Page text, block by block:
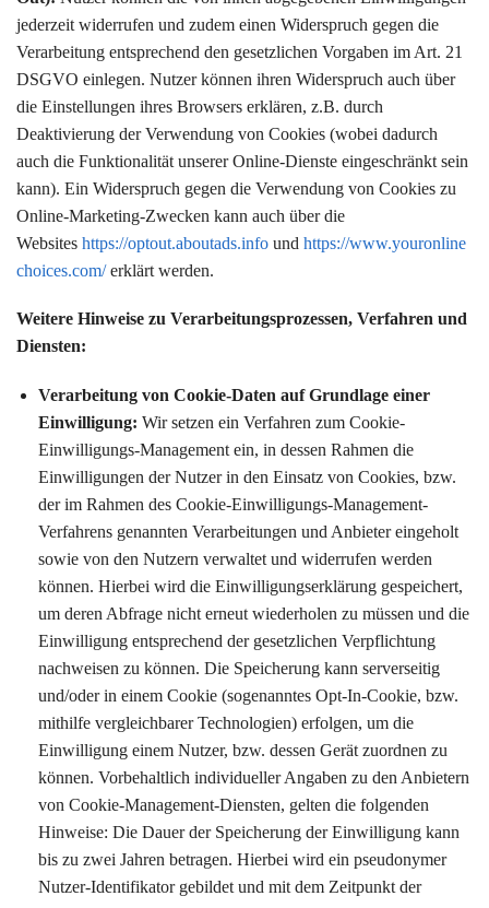
jederzeit widerrufen und zudem einen Widerspruch gegen die
Verarbeitung entsprechend den gesetzlichen Vorgaben im Art. 21
DSGVO einlegen. Nutzer können ihren Widerspruch auch über
die Einstellungen ihres Browsers erklären, z.B. durch
Deaktivierung der Verwendung von Cookies (wobei dadurch
auch die Funktionalität unserer Online-Dienste eingeschränkt sein
kann). Ein Widerspruch gegen die Verwendung von Cookies zu
Online-Marketing-Zwecken kann auch über die
Websites https://optout.aboutads.info und https://www.youronline
choices.com/erklärt werden.
Weitere Hinweise zu Verarbeitungsprozessen, Verfahren und
Diensten:
Verarbeitung von Cookie-Daten auf Grundlage einer
Einwilligung: Wir setzen ein Verfahren zum Cookie-
Einwilligungs-Management ein, in dessen Rahmen die
Einwilligungen der Nutzer in den Einsatz von Cookies, bzw.
der im Rahmen des Cookie-Einwilligungs-Management-
Verfahrens genannten Verarbeitungen und Anbieter eingeholt
sowie von den Nutzern verwaltet und widerrufen werden
können. Hierbei wird die Einwilligungserklärung gespeichert,
um deren Abfrage nicht erneut wiederholen zu müssen und die
Einwilligung entsprechend der gesetzlichen Verpflichtung
nachweisen zu können. Die Speicherung kann serverseitig
und/oder in einem Cookie (sogenanntes Opt-In-Cookie, bzw.
mithilfe vergleichbarer Technologien) erfolgen, um die
Einwilligung einem Nutzer, bzw. dessen Gerät zuordnen zu
können. Vorbehaltlich individueller Angaben zu den Anbietern
von Cookie-Management-Diensten, gelten die folgenden
Hinweise: Die Dauer der Speicherung der Einwilligung kann
bis zu zwei Jahren betragen. Hierbei wird ein pseudonymer
Nutzer-Identifikator gebildet und mit dem Zeitpunkt der